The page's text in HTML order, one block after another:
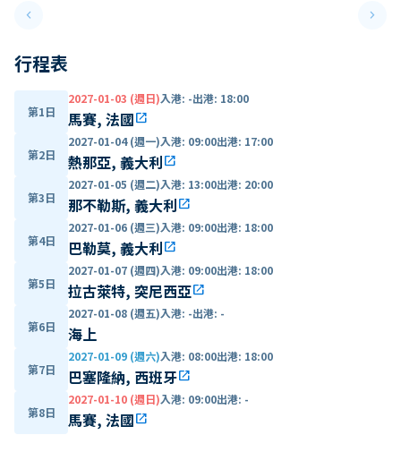
keyboard_arrow_leftPrevious slide keyboard_arrow_right
行程表
第1日
2027-01-03 (週日)入港: -出港: 18:00
馬賽, 法國open_in_new
第2日
2027-01-04 (週一)入港: 09:00出港: 17:00
熱那亞, 義大利open_in_new
第3日
2027-01-05 (週二)入港: 13:00出港: 20:00
那不勒斯, 義大利open_in_new
第4日
2027-01-06 (週三)入港: 09:00出港: 18:00
巴勒莫, 義大利open_in_new
第5日
2027-01-07 (週四)入港: 09:00出港: 18:00
拉古萊特, 突尼西亞open_in_new
第6日
2027-01-08 (週五)入港: -出港: -
海上
第7日
2027-01-09 (週六)入港: 08:00出港: 18:00
巴塞隆納, 西班牙open_in_new
第8日
2027-01-10 (週日)入港: 09:00出港: -
馬賽, 法國open_in_new